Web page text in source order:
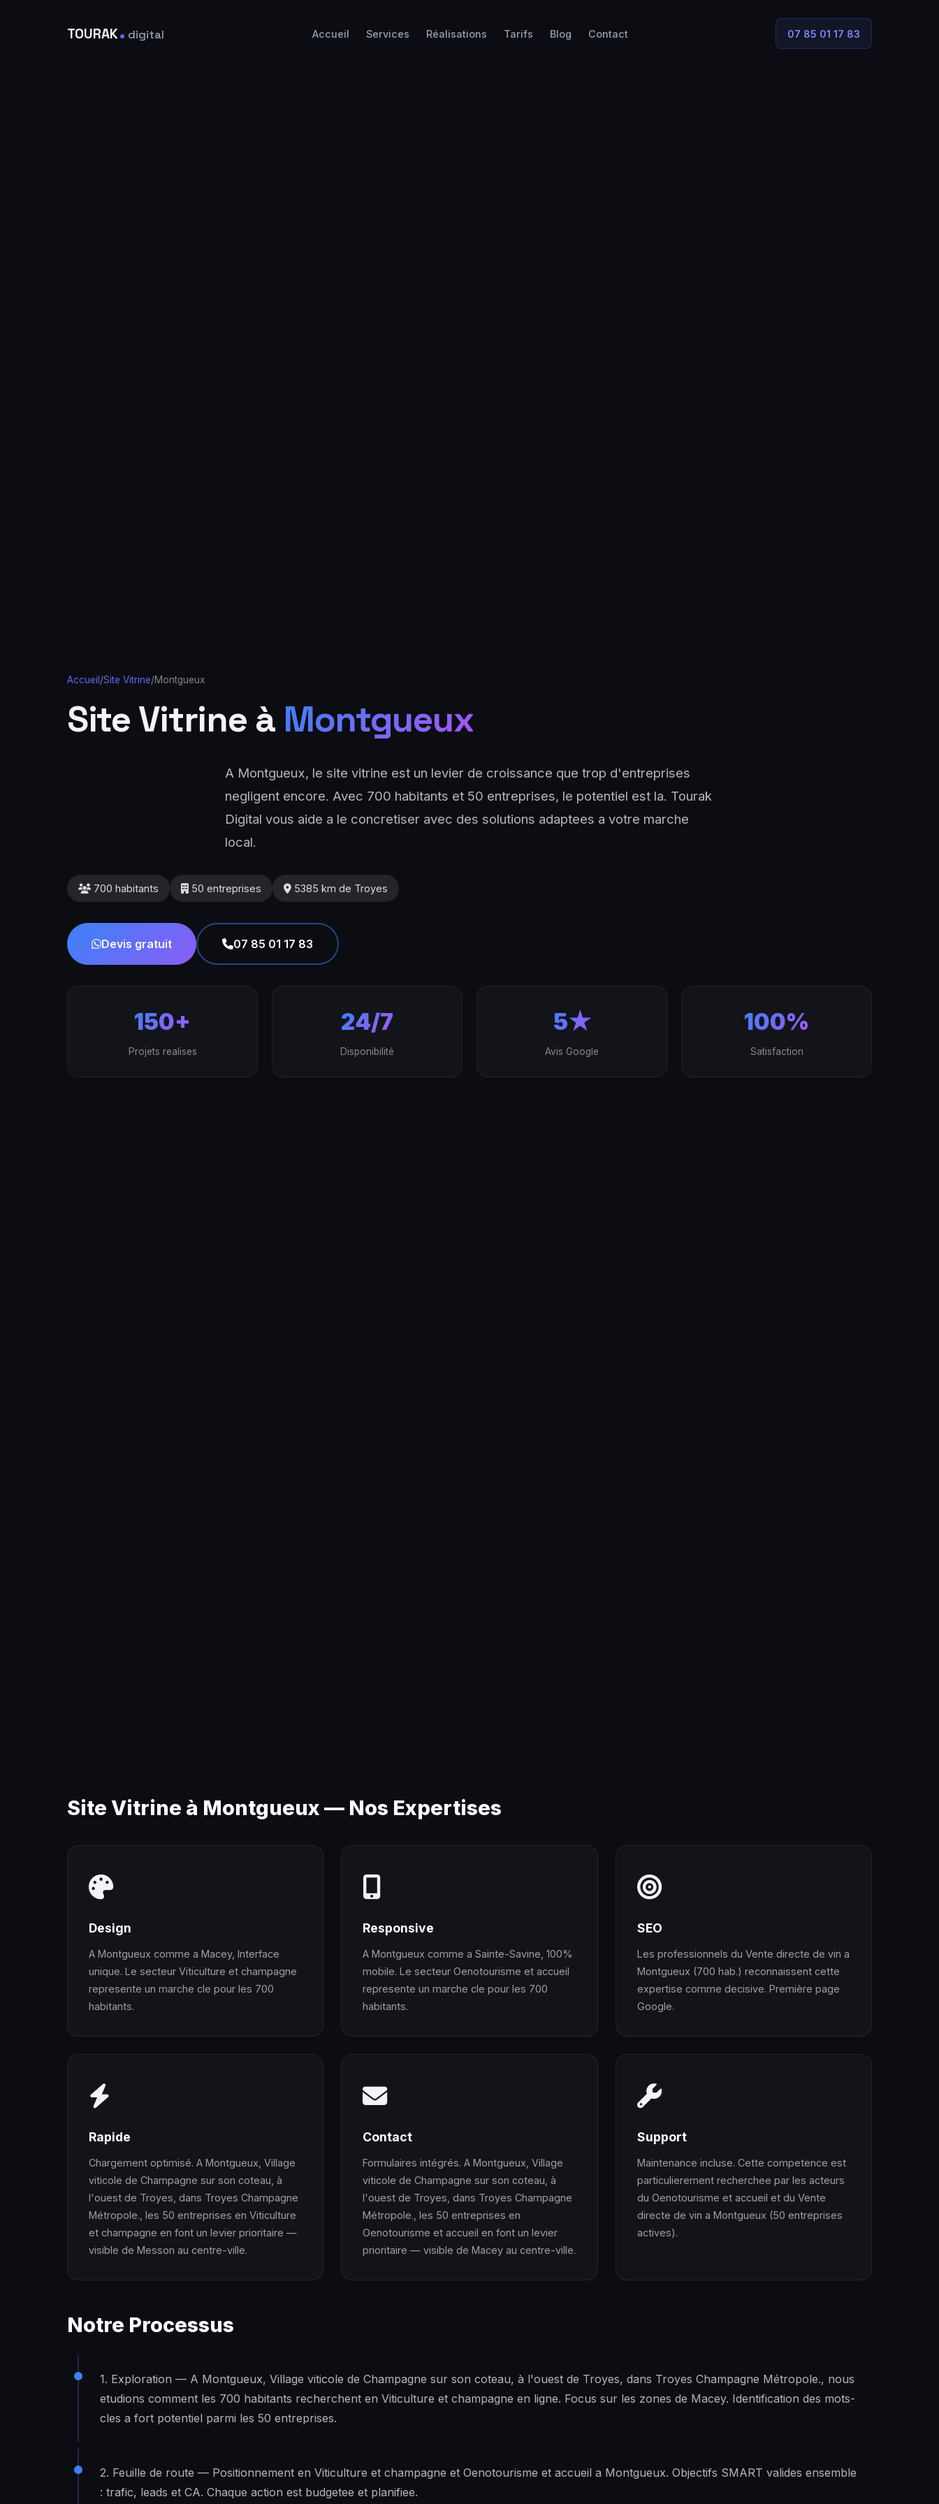
TOURAK. digital Accueil Services Réalisations Tarifs Blog Contact 07 85 01 17 83
Accueil /Site Vitrine/Montgueux
Site Vitrine à Montgueux
A Montgueux, le site vitrine est un levier de croissance que trop d'entreprises
negligent encore. Avec 700 habitants et 50 entreprises, le potentiel est la. Tourak
Digital vous aide a le concretiser avec des solutions adaptees a votre marche
local.
700 habitants 50 entreprises 5385 km de Troyes
Devis gratuit 07 85 01 17 83
150+
Projets realises
24/7
Disponibilité
5★
Avis Google
100%
Satisfaction
Site Vitrine à Montgueux — Nos Expertises
Design
A Montgueux comme a Macey, Interface
unique. Le secteur Viticulture et champagne
represente un marche cle pour les 700
habitants.
Responsive
A Montgueux comme a Sainte-Savine, 100%
mobile. Le secteur Oenotourisme et accueil
represente un marche cle pour les 700
habitants.
SEO
Les professionnels du Vente directe de vin a
Montgueux (700 hab.) reconnaissent cette
expertise comme decisive. Première page
Google.
Rapide
Chargement optimisé. A Montgueux, Village
viticole de Champagne sur son coteau, à
l'ouest de Troyes, dans Troyes Champagne
Métropole., les 50 entreprises en Viticulture
et champagne en font un levier prioritaire —
visible de Messon au centre-ville.
Contact
Formulaires intégrés. A Montgueux, Village
viticole de Champagne sur son coteau, à
l'ouest de Troyes, dans Troyes Champagne
Métropole., les 50 entreprises en
Oenotourisme et accueil en font un levier
prioritaire — visible de Macey au centre-ville.
Support
Maintenance incluse. Cette competence est
particulierement recherchee par les acteurs
du Oenotourisme et accueil et du Vente
directe de vin a Montgueux (50 entreprises
actives).
Notre Processus
1. Exploration — A Montgueux, Village viticole de Champagne sur son coteau, à l'ouest de Troyes, dans Troyes Champagne Métropole., nous
etudions comment les 700 habitants recherchent en Viticulture et champagne en ligne. Focus sur les zones de Macey. Identification des mots-
cles a fort potentiel parmi les 50 entreprises.
2. Feuille de route — Positionnement en Viticulture et champagne et Oenotourisme et accueil a Montgueux. Objectifs SMART valides ensemble
: trafic, leads et CA. Chaque action est budgetee et planifiee.